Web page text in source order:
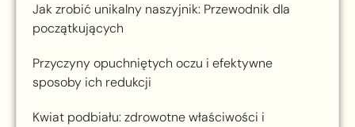
Jak zrobić unikalny naszyjnik: Przewodnik dla
początkujących
Przyczyny opuchniętych oczu i efektywne
sposoby ich redukcji
Kwiat podbiału: zdrowotne właściwości i